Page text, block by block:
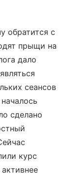
обратится с
прыщи на
дало
сеансов
сделано
курс